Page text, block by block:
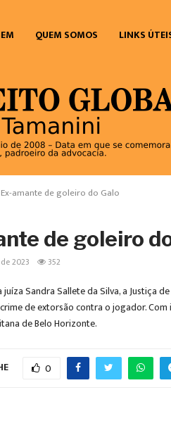
QUEM SOMOS LINKS
Ex-amante de goleiro do Galo
de goleiro
2023 352
juíza Sandra Sallete da Silva, a Justiça
de extorsão contra o jogador.
de Belo Horizonte.
0